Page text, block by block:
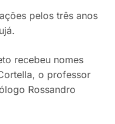
pelos três anos
recebeu nomes
o professor
Rossandro